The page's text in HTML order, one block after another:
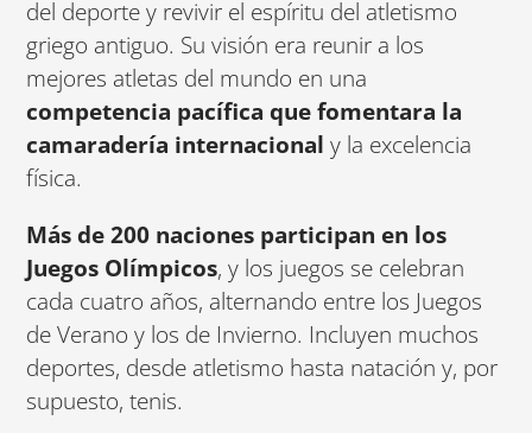
del deporte y revivir el espíritu del atletismo
griego antiguo. Su visión era reunir a los
mejores atletas del mundo en una
competencia pacífica que fomentara la
camaradería internacional y la excelencia
física.
Más de 200 naciones participan en los
Juegos Olímpicos, y los juegos se celebran
cada cuatro años, alternando entre los Juegos
de Verano y los de Invierno. Incluyen muchos
deportes, desde atletismo hasta natación y, por
supuesto, tenis.